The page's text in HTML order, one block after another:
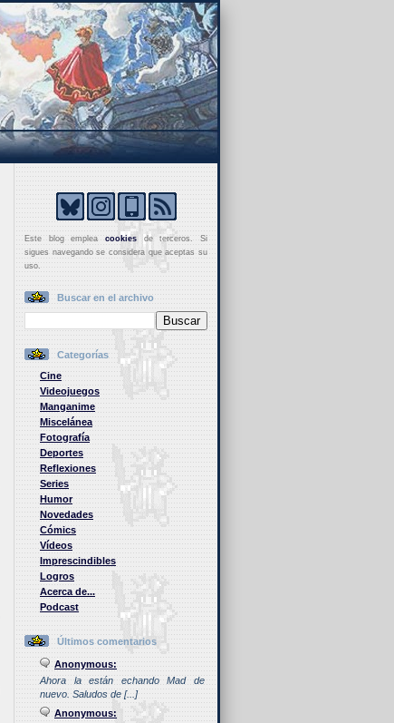
Este blog empleacookies de terceros. Si
sigues navegando se considera que aceptas su
uso.
Buscar en el archivo
Categorías
Cine
Videojuegos
Manganime
Miscelánea
Fotografía
Deportes
Reflexiones
Series
Humor
Novedades
Cómics
Vídeos
Imprescindibles
Logros
Acerca de...
Podcast
Últimos comentarios
Anonymous:
Ahora la están echando Mad de
nuevo. Saludos de [...]
Anonymous: